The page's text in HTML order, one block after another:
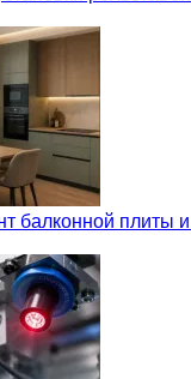
балконной плиты